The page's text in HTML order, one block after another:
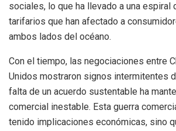
sociales, lo que ha llevado a una espiral
tarifarios que han afectado a
ambos lados del océano.
Con el tiempo, las negociaciones entre
Unidos mostraron signos intermitentes
falta de un acuerdo sustentable ha
comercial inestable. Esta guerra
tenido implicaciones económicas, sino